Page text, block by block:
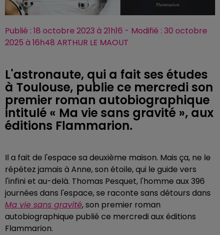
Publié : 18 octobre 2023 à 21h16 - Modifié : 30 octobre
2025 à 16h48 ARTHUR LE MAOUT
L'astronaute, qui a fait ses études
à Toulouse, publie ce mercredi son
premier roman autobiographique
intitulé « Ma vie sans gravité », aux
éditions Flammarion.
Il a fait de l'espace sa deuxième maison. Mais ça, ne le
répétez jamais à Anne, son étoile, qui le guide vers
l'infini et au-delà. Thomas Pesquet, l'homme aux 396
journées dans l'espace, se raconte sans détours dans
Ma vie sans gravité, son premier roman
autobiographique publié ce mercredi aux éditions
Flammarion.